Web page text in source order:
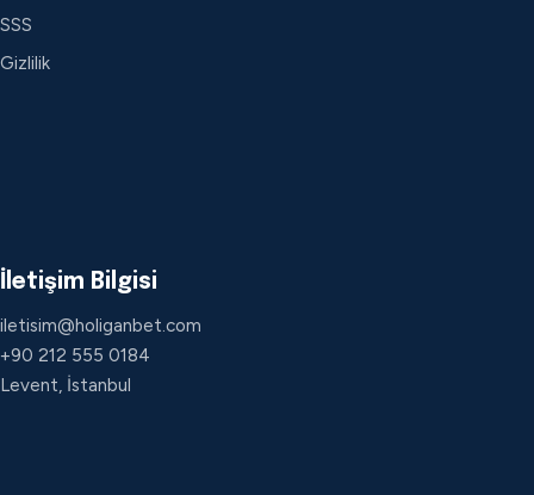
SSS
Gizlilik
İletişim Bilgisi
iletisim@holiganbet.com
+90 212 555 0184
Levent, İstanbul